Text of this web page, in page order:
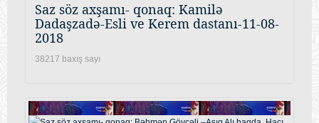
Saz söz axşamı- qonaq: Kamilə
Dadaşzadə-Esli ve Kerem dastanı-11-08-
2018
38217 baxış sayı